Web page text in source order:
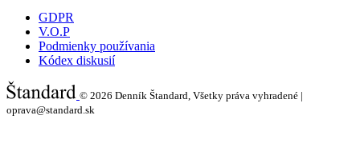
GDPR
V.O.P
Podmienky používania
Kódex diskusií
© 2026 Denník Štandard, Všetky práva vyhradené |
oprava@standard.sk